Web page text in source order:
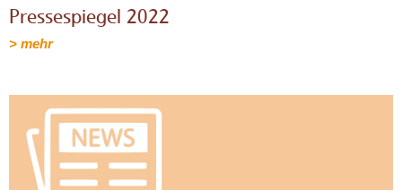
Pressespiegel 2022
> mehr